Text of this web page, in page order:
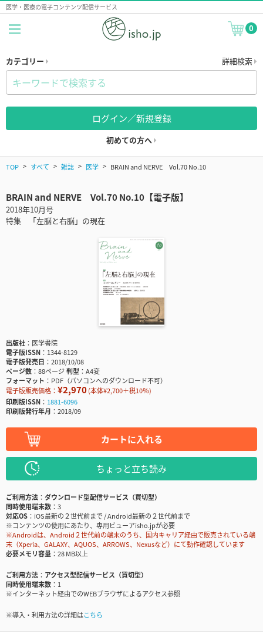
医学・医療の電子コンテンツ配信サービス
0
カテゴリー 詳細検索
ログイン／新規登録
初めての方へ
TOP すべて 雑誌 医学 BRAIN and NERVE Vol.70 No.10
BRAIN and NERVE Vol.70 No.10【電子版】
2018年10月号
特集 「左脳と右脳」の現在
出版社
医学書院
電子版ISSN
1344-8129
電子版発売日
2018/10/08
ページ数
88ページ判型
A4変
フォーマット
PDF（パソコンへのダウンロード不可）
電子版販売価格： ¥2,970(本体¥2,700＋税10％)
印刷版ISSN
1881-6096
印刷版発行年月
2018/09
カートに入れる
ちょっと立ち読み
ご利用方法
ダウンロード型配信サービス（買切型）
同時使用端末数
3
対応OS
iOS最新の２世代前まで / Android最新の２世代前まで
※コンテンツの使用にあたり、専用ビューアisho.jpが必要
※Androidは、Android２世代前の端末のうち、国内キャリア経由で販売されている端
末（Xperia、GALAXY、AQUOS、ARROWS、Nexusなど）にて動作確認しています
必要メモリ容量
28 MB以上
ご利用方法
アクセス型配信サービス（買切型）
同時使用端末数
1
※インターネット経由でのWEBブラウザによるアクセス参照
※導入・利用方法の詳細はこちら